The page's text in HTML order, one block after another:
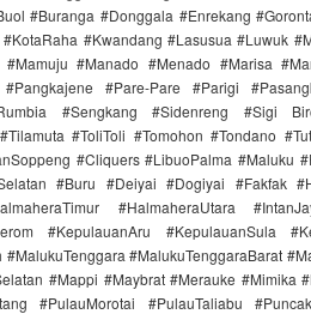
#Buranga #Donggala #Enrekang
#Kwandang #Lasusua #Luwuk
#Manado #Menado #Marisa
#Pare-Pare #Parigi
#Sengkang #Sidenreng #Sigi
#ToliToli #Tomohon #Tondano
#Cliquers #LibuoPalma #Maluku
#Buru #Deiyai #Dogiyai #Fakfak
#HalmaheraUtara
#KepulauanAru #KepulauanSula
#MalukuTenggaraBarat
#Mappi #Maybrat #Merauke #Mimika
#PulauMorotai #PulauTaliabu